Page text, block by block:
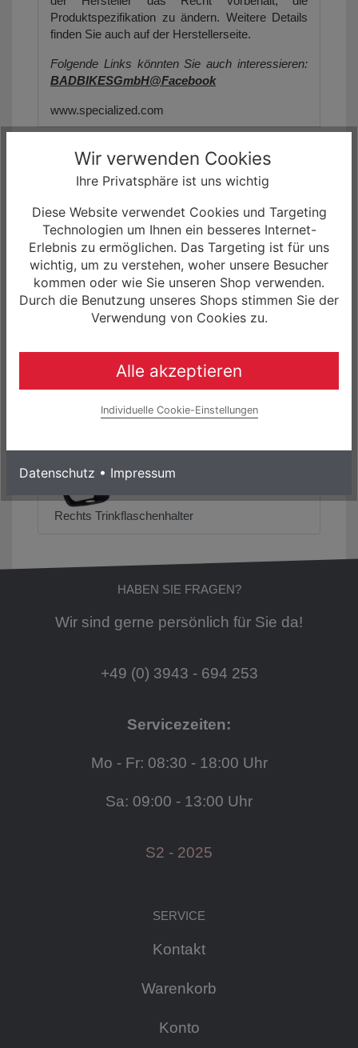
Produktspezifikation zu ändern. Weitere Details
finden Sie auch auf der Herstellerseite.
Folgende Links könnten Sie auch interessieren:
BADBIKESGmbH@Facebook
www.specialized.com
Verfügbarkeit der Varianten
Lieferzeiten gelten für Lieferungen innerhalb Deutschlands,
Zahlung & Versand.
Cannondale Bad Habit Frameset WOW M | 38cm
Sofort lieferbar
Lieferzeit: 3 - 5 Tage
Zubehör
Rechts Trinkflaschenhalter
HABEN SIE FRAGEN?
Wir sind gerne persönlich für Sie da!
+49 (0) 3943 - 694 253
Servicezeiten:
Mo - Fr: 08:30 - 18:00 Uhr
Sa: 09:00 - 13:00 Uhr
S2 - 2025
SERVICE
Kontakt
Warenkorb
Konto
Wir verwenden Cookies
Ihre Privatsphäre ist uns wichtig
Diese Website verwendet Cookies und Targeting
Technologien um Ihnen ein besseres Internet-
Erlebnis zu ermöglichen. Das Targeting ist für uns
wichtig, um zu verstehen, woher unsere Besucher
kommen oder wie Sie unseren Shop verwenden.
Durch die Benutzung unseres Shops stimmen Sie der
Verwendung von Cookies zu.
Alle akzeptieren
Individuelle Cookie-Einstellungen
Datenschutz • Impressum